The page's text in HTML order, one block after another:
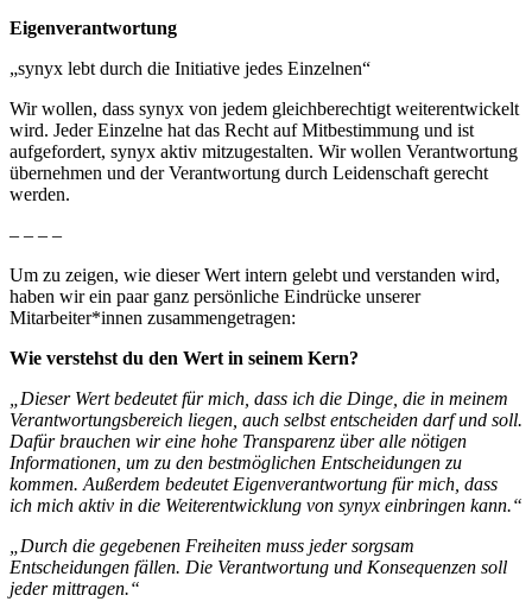
Eigenverantwortung
„synyx lebt durch die Initiative jedes Einzelnen“
Wir wollen, dass synyx von jedem gleichberechtigt weiterentwickelt
wird. Jeder Einzelne hat das Recht auf Mitbestimmung und ist
aufgefordert, synyx aktiv mitzugestalten. Wir wollen Verantwortung
übernehmen und der Verantwortung durch Leidenschaft gerecht
werden.
– – – –
Um zu zeigen, wie dieser Wert intern gelebt und verstanden wird,
haben wir ein paar ganz persönliche Eindrücke unserer
Mitarbeiter*innen zusammengetragen:
Wie verstehst du den Wert in seinem Kern?
„Dieser Wert bedeutet für mich, dass ich die Dinge, die in meinem
Verantwortungsbereich liegen, auch selbst entscheiden darf und soll.
Dafür brauchen wir eine hohe Transparenz über alle nötigen
Informationen, um zu den bestmöglichen Entscheidungen zu
kommen. Außerdem bedeutet Eigenverantwortung für mich, dass
ich mich aktiv in die Weiterentwicklung von synyx einbringen kann.“
„Durch die gegebenen Freiheiten muss jeder sorgsam
Entscheidungen fällen. Die Verantwortung und Konsequenzen soll
jeder mittragen.“